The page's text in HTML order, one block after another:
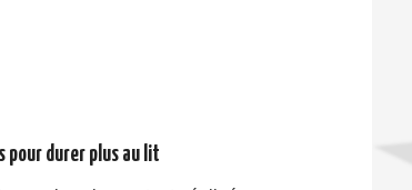
pour durer plus au lit